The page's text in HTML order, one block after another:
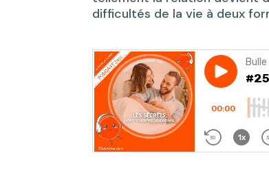
difficultés de la vie à deux